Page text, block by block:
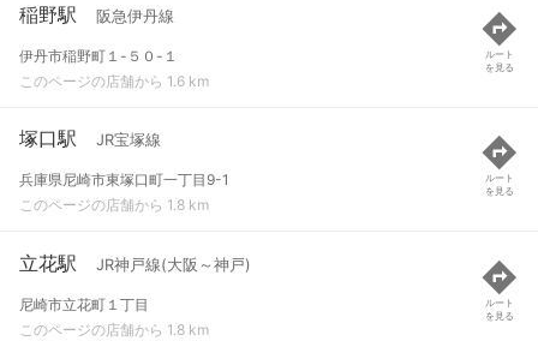
稲野駅 阪急伊丹線
伊丹市稲野町１-５０-１
このページの店舗から 1.6 km
ルート
を見る
塚口駅 JR宝塚線
兵庫県尼崎市東塚口町一丁目9-1
このページの店舗から 1.8 km
ルート
を見る
立花駅 JR神戸線(大阪～神戸)
尼崎市立花町１丁目
このページの店舗から 1.8 km
ルート
を見る